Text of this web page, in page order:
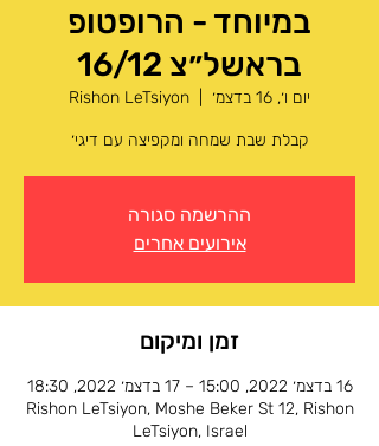
במיוחד - הרופטופ
בראשל״צ 16/12
יום ו׳, 16 בדצמ׳ Rishon LeTsiyon
קבלת שבת שמחה ומקפיצה עם דיגי׳
ההרשמה סגורה
אירועים אחרים
זמן ומיקום
16 בדצמ׳ 2022, 15:00 – 17 בדצמ׳ 2022, 18:30
Rishon LeTsiyon, Moshe Beker St 12, Rishon
LeTsiyon, Israel